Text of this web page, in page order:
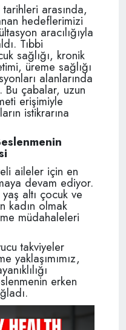
​​arasında,
hedeflerimizi
aracılığıyla
Tıbbi
sağlığı, kronik
üreme sağlığı
alanlarında
Bu çabalar, uzun
erişimiyle
istikrarına
aileler için en
devam ediyor.
altı çocuk ve
kadın olmak
müdahaleleri
takviyeler
yaklaşımımız,
erken